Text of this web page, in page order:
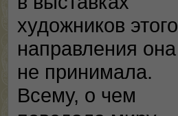
художников этого
направления она
не принимала.
Всему, о чем